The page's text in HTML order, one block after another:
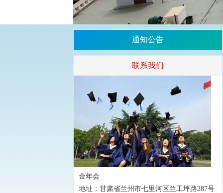
通知公告
联系我们
金年会
地址：甘肃省兰州市七里河区兰工坪路287号